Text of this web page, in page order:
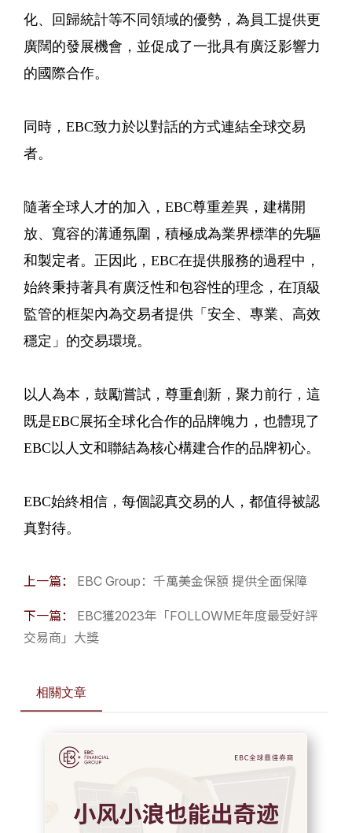
化、回歸統計等不同領域的優勢，為員工提供更
廣闊的發展機會，並促成了一批具有廣泛影響力
的國際合作。
同時，EBC致力於以對話的方式連結全球交易
者。
隨著全球人才的加入，EBC尊重差異，建構開
放、寬容的溝通氛圍，積極成為業界標準的先驅
和製定者。正因此，EBC在提供服務的過程中，
始終秉持著具有廣泛性和包容性的理念，在頂級
監管的框架內為交易者提供「安全、專業、高效
穩定」的交易環境。
以人為本，鼓勵嘗試，尊重創新，聚力前行，這
既是EBC展拓全球化合作的品牌魄力，也體現了
EBC以人文和聯結為核心構建合作的品牌初心。
EBC始終相信，每個認真交易的人，都值得被認
真對待。
上一篇： EBC Group：千萬美金保額 提供全面保障
下一篇：
EBC獲2023年「FOLLOWME年度最受好評
交易商」大獎
相關文章